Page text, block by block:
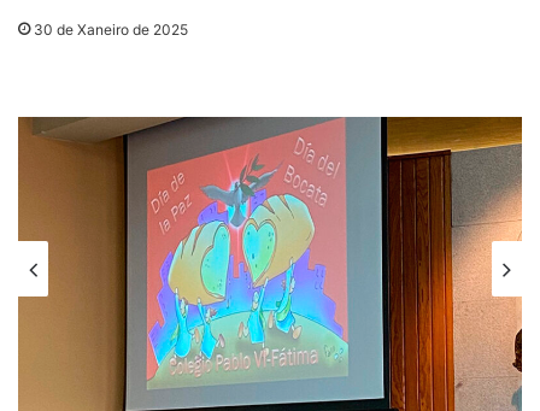
30 de Xaneiro de 2025